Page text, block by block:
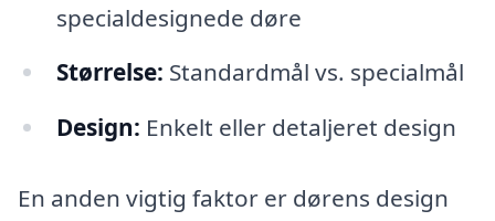
specialdesignede døre
Størrelse: Standardmål vs. specialmål
Design: Enkelt eller detaljeret design
En anden vigtig faktor er dørens design